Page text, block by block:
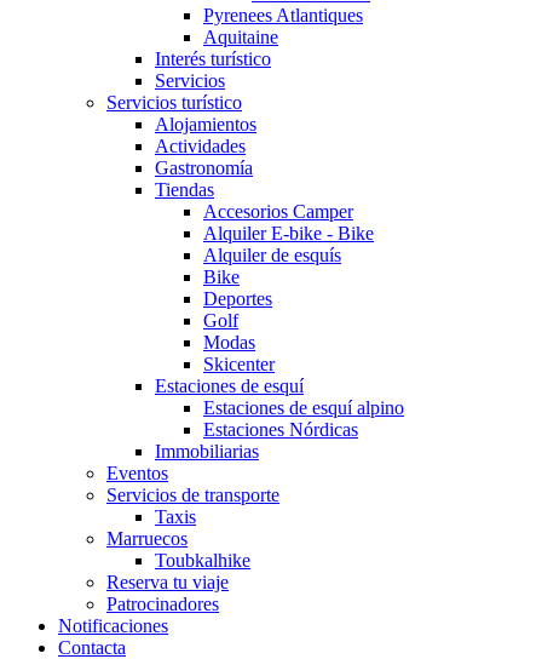
Pyrenees Atlantiques
Aquitaine
Interés turístico
Servicios
Servicios turístico
Alojamientos
Actividades
Gastronomía
Tiendas
Accesorios Camper
Alquiler E-bike - Bike
Alquiler de esquís
Bike
Deportes
Golf
Modas
Skicenter
Estaciones de esquí
Estaciones de esquí alpino
Estaciones Nórdicas
Immobiliarias
Eventos
Servicios de transporte
Taxis
Marruecos
Toubkalhike
Reserva tu viaje
Patrocinadores
Notificaciones
Contacta